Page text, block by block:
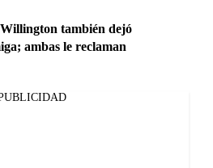
también dejó
ambas le reclaman